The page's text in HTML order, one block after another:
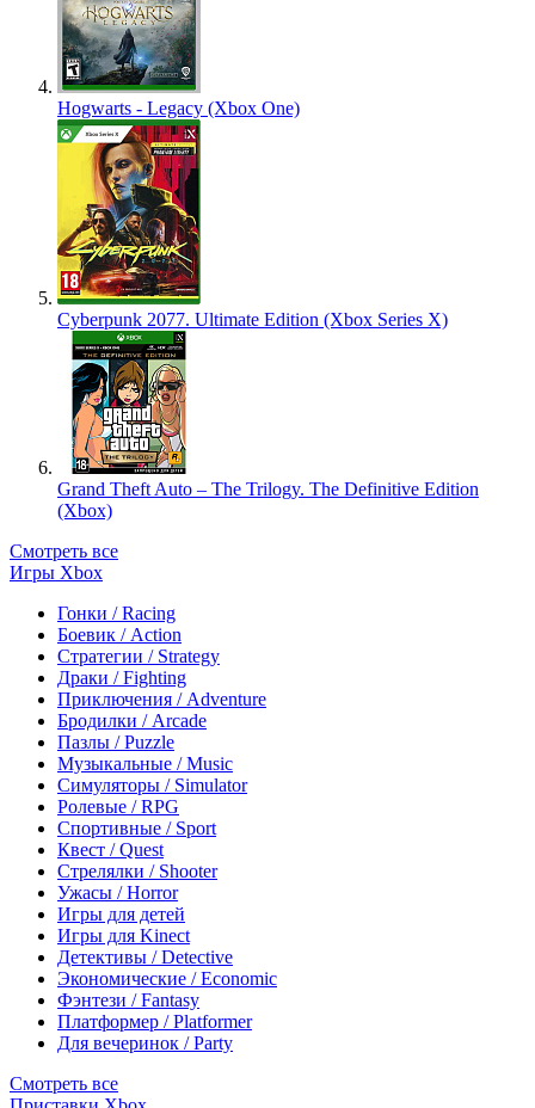
Hogwarts - Legacy (Xbox One)
Cyberpunk 2077. Ultimate Edition (Xbox Series X)
Grand Theft Auto – The Trilogy. The Definitive Edition
(Xbox)
Смотреть все
Игры Xbox
Гонки / Racing
Боевик / Action
Стратегии / Strategy
Драки / Fighting
Приключения / Adventure
Бродилки / Arcade
Пазлы / Puzzle
Музыкальные / Music
Симуляторы / Simulator
Ролевые / RPG
Спортивные / Sport
Квест / Quest
Стрелялки / Shooter
Ужасы / Horror
Игры для детей
Игры для Kinect
Детективы / Detective
Экономические / Economic
Фэнтези / Fantasy
Платформер / Platformer
Для вечеринок / Party
Смотреть все